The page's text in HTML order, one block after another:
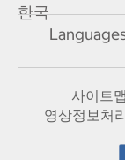
한국
사이트맵
영상정보처